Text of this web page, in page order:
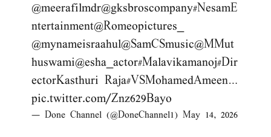
@meerafilmdr@gksbroscompany#NesamE
ntertainment@Romeopictures_
@mynameisraahul@SamCSmusic@MMut
huswami@esha_actor#Malavikamanoj#Dir
ectorKasthuri Raja#VSMohamedAmeen…
pic.twitter.com/Znz629Bayo
— Done Channel (@DoneChannel1) May 14, 2026